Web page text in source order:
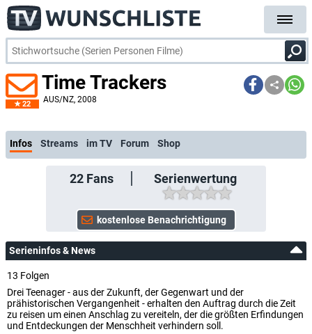
22
Time Trackers
AUS/NZ, 2008
kostenlose E-Mail-Benac
Infos Streams im TV Forum Shop
22Fans Serienwertung
Serieninfos & News
13 Folgen
Drei Teenager - aus der Zukunft, der Gegenwart und der
prähistorischen Vergangenheit - erhalten den Auftrag durch die Zeit
zu reisen um einen Anschlag zu vereiteln, der die größten Erfindungen
und Entdeckungen der Menschheit verhindern soll.